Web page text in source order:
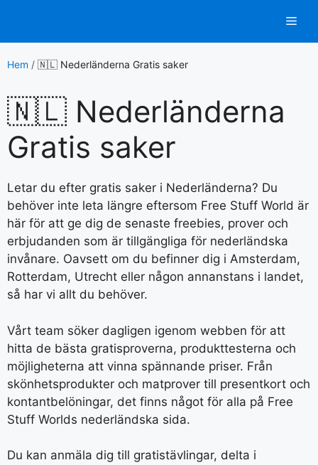
innehåll
Hem / 🇳🇱 Nederländerna Gratis saker
🇳🇱 Nederländerna
Gratis saker
Letar du efter gratis saker i Nederländerna? Du
behöver inte leta längre eftersom Free Stuff World är
här för att ge dig de senaste freebies, prover och
erbjudanden som är tillgängliga för nederländska
invånare. Oavsett om du befinner dig i Amsterdam,
Rotterdam, Utrecht eller någon annanstans i landet,
så har vi allt du behöver.
Vårt team söker dagligen igenom webben för att
hitta de bästa gratisproverna, produkttesterna och
möjligheterna att vinna spännande priser. Från
skönhetsprodukter och matprover till presentkort och
kontantbelöningar, det finns något för alla på Free
Stuff Worlds nederländska sida.
Du kan anmäla dig till gratistävlingar, delta i